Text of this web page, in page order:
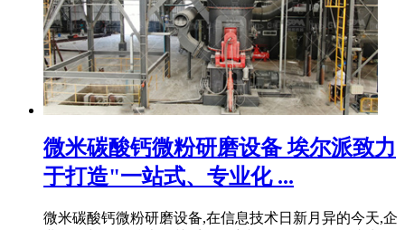
微米碳酸钙微粉研磨设备 埃尔派致力
于打造"一站式、专业化 ...
微米碳酸钙微粉研磨设备,在信息技术日新月异的今天,企